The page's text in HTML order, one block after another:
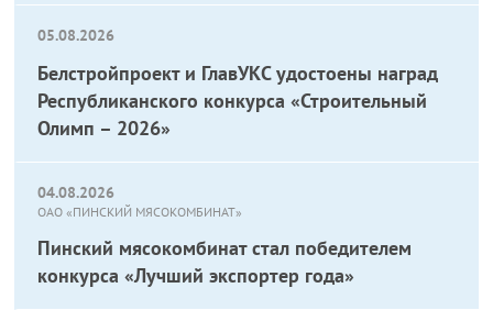
05.08.2026
Белстройпроект и ГлавУКС удостоены наград
Республиканского конкурса «Строительный
Олимп – 2026»
04.08.2026
ОАО «ПИНСКИЙ МЯСОКОМБИНАТ»
Пинский мясокомбинат стал победителем
конкурса «Лучший экспортер года»